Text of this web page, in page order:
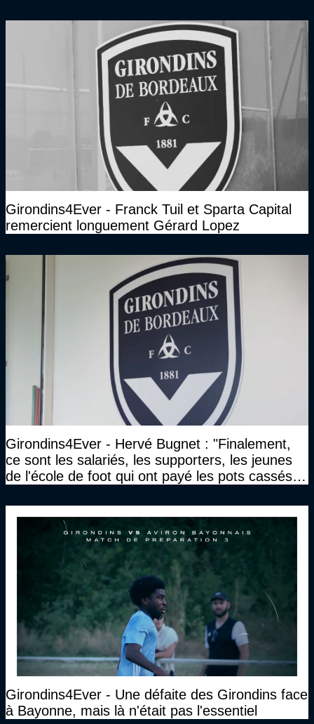
Girondins4Ever - Franck Tuil et Sparta Capital
remercient longuement Gérard Lopez
Girondins4Ever - Hervé Bugnet : "Finalement,
ce sont les salariés, les supporters, les jeunes
de l'école de foot qui ont payé les pots cassés
Girondins4Ever - Une défaite des Girondins face
à Bayonne, mais là n'était pas l'essentiel